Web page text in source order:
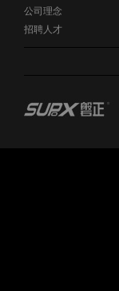
公司理念
招聘人才